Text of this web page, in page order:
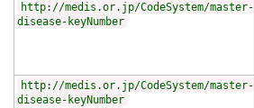
http://medis.or.jp/CodeSystem/master-
disease-keyNumber
http://medis.or.jp/CodeSystem/master-
disease-keyNumber